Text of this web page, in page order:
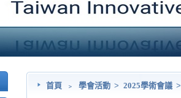
首頁 ﹥ 學會活動 > 2025學術會議 >